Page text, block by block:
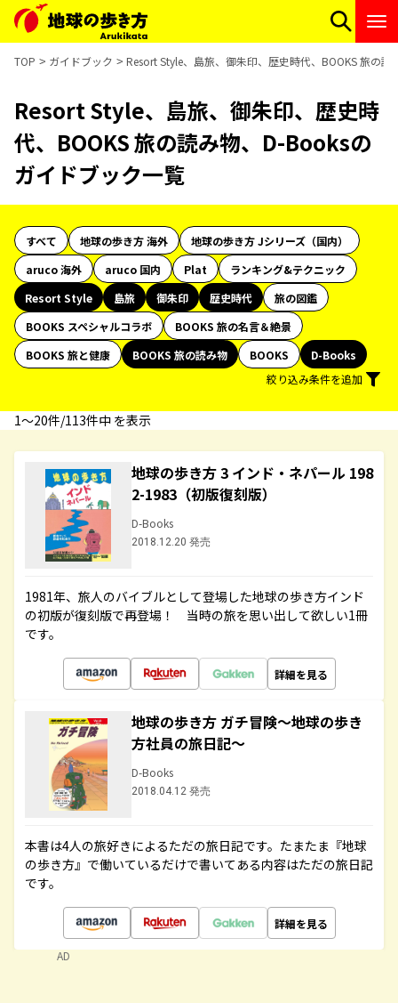
TOP ガイドブック Resort Style、島旅、御朱印、歴史時代、BOOKS 旅の
Resort Style、島旅、御朱印、歴史時
代、BOOKS 旅の読み物、D-Booksの
ガイドブック一覧
すべて 地球の歩き方 海外
地球の歩き方 Jシリーズ（国内）
aruco 海外
aruco 国内 Plat
ランキング&テクニック
Resort Style
島旅 御朱印 歴史時代
旅の図鑑
BOOKS スペシャルコラボ
BOOKS 旅の名言＆絶景
BOOKS 旅と健康
BOOKS 旅の読み物 BOOKS
D-Books
絞り込み条件を追加
1〜20件/113件中 を表示
地球の歩き方 3 インド・ネパール 198
2-1983（初版復刻版）
D-Books
2018.12.20 発売
1981年、旅人のバイブルとして登場した地球の歩き方インド
の初版が復刻版で再登場！ 当時の旅を思い出して欲しい1冊
です。
詳細を見る
地球の歩き方 ガチ冒険～地球の歩き
方社員の旅日記～
D-Books
2018.04.12 発売
本書は4人の旅好きによるただの旅日記です。たまたま『地球
の歩き方』で働いているだけで書いてある内容はただの旅日記
です。
詳細を見る
AD